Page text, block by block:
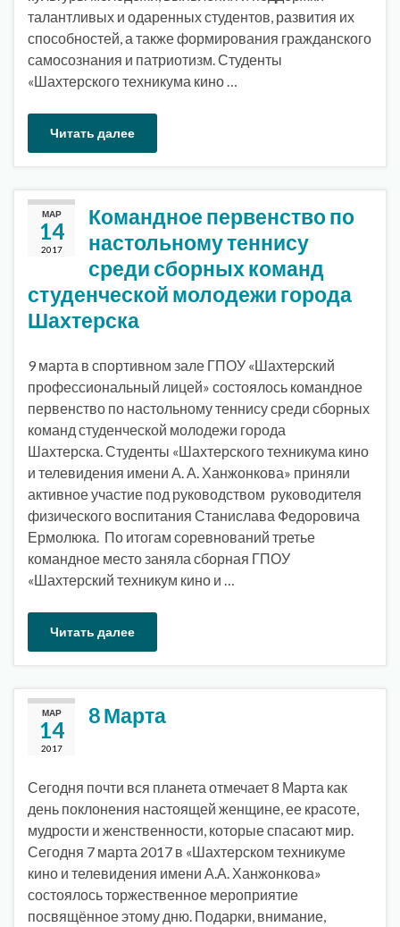
талантливых и одаренных студентов, развития их
способностей, а также формирования гражданского
самосознания и патриотизм. Студенты
«Шахтерского техникума кино …
Читать далее
МАР
14
2017
Командное первенство по
настольному теннису
среди сборных команд
студенческой молодежи города
Шахтерска
9 марта в спортивном зале ГПОУ «Шахтерский
профессиональный лицей» состоялось командное
первенство по настольному теннису среди сборных
команд студенческой молодежи города
Шахтерска. Студенты «Шахтерского техникума кино
и телевидения имени А. А. Ханжонкова» приняли
активное участие под руководством руководителя
физического воспитания Станислава Федоровича
Ермолюка. По итогам соревнований третье
командное место заняла сборная ГПОУ
«Шахтерский техникум кино и …
Читать далее
МАР
14
2017
8 Марта
Сегодня почти вся планета отмечает 8 Марта как
день поклонения настоящей женщине, ее красоте,
мудрости и женственности, которые спасают мир.
Сегодня 7 марта 2017 в «Шахтерском техникуме
кино и телевидения имени А.А. Ханжонкова»
состоялось торжественное мероприятие
посвящённое этому дню. Подарки, внимание,